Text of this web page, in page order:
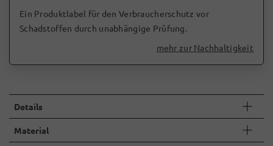
Ein Produktlabel für den Verbraucherschutz vor
Schadstoffen durch unabhängige Prüfung.
mehr zur Nachhaltigkeit
Details
Material